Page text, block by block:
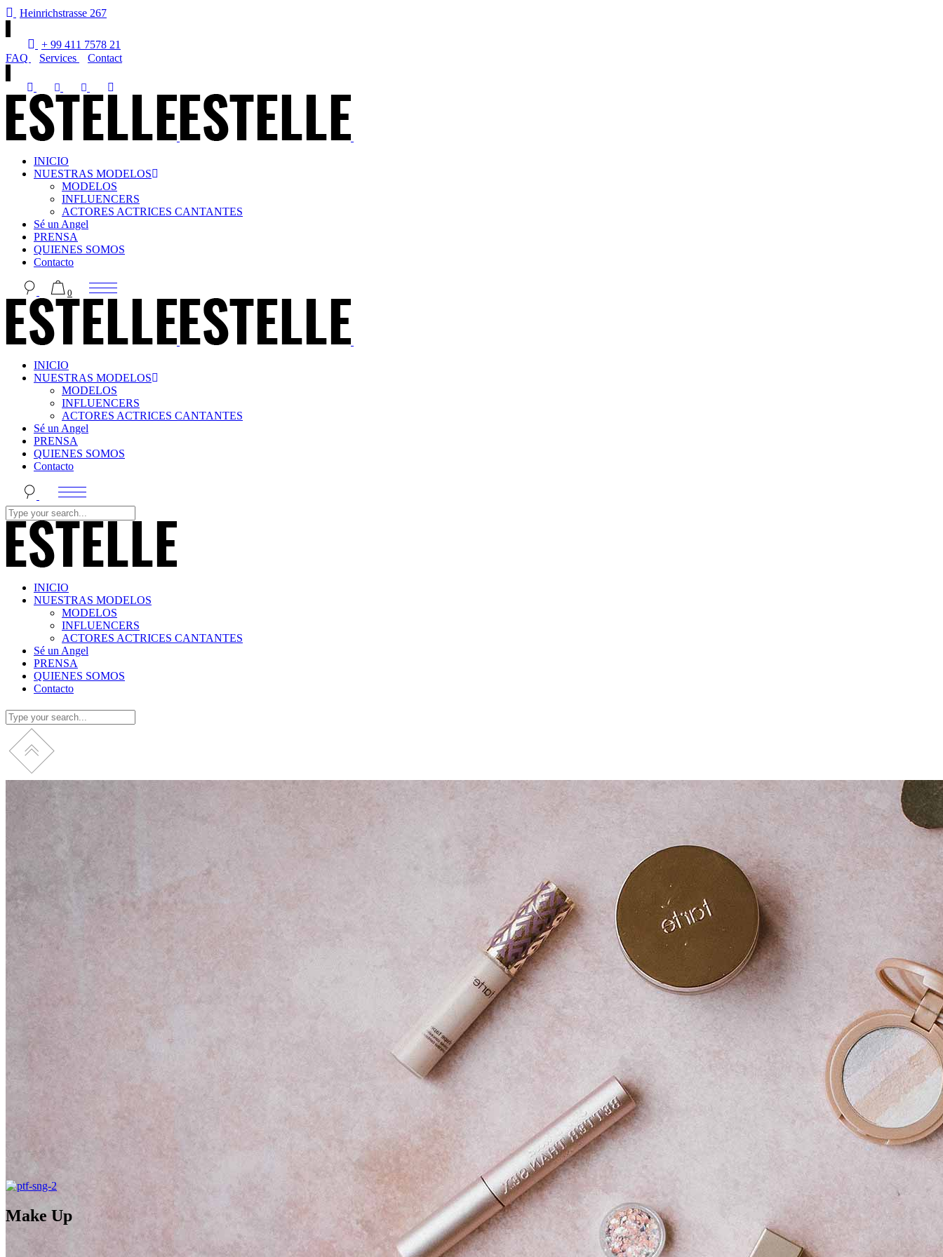
Heinrichstrasse 267
+ 99 411 7578 21
FAQ
Services Contact
INICIO
NUESTRAS MODELOS
MODELOS
INFLUENCERS
ACTORES ACTRICES CANTANTES
Sé un Angel
PRENSA
QUIENES SOMOS
Contacto
0
INICIO
NUESTRAS MODELOS
MODELOS
INFLUENCERS
ACTORES ACTRICES CANTANTES
Sé un Angel
PRENSA
QUIENES SOMOS
Contacto
INICIO
NUESTRAS MODELOS
MODELOS
INFLUENCERS
ACTORES ACTRICES CANTANTES
Sé un Angel
PRENSA
QUIENES SOMOS
Contacto
Make Up